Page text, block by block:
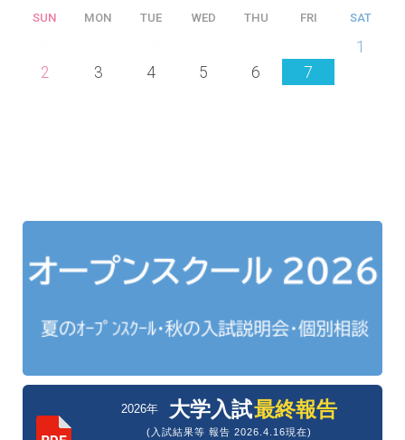
SUN MON TUE WED THU FRI SAT
1
2
3 4 5 6 7
2026年 大学入試最終報告
(入試結果等 報告 2026.4.16現在)